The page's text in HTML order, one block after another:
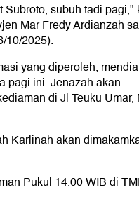
Subroto, subuh tadi pagi,"
Mar Fredy Ardianzah
10/2025).
yang diperoleh,
pagi ini. Jenazah akan
di Jl Teuku Umar,
Karlinah akan
Pukul 14.00 WIB di